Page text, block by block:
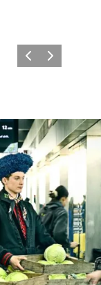
Forrige billede
Næste billede